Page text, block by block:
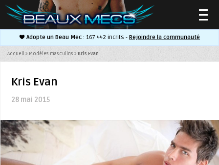
Adopte un Beau Mec : 167 442 incrits - Rejoindre la communauté
Accueil » Modèles masculins » Kris Evan
Kris Evan
28 mai 2015
▼